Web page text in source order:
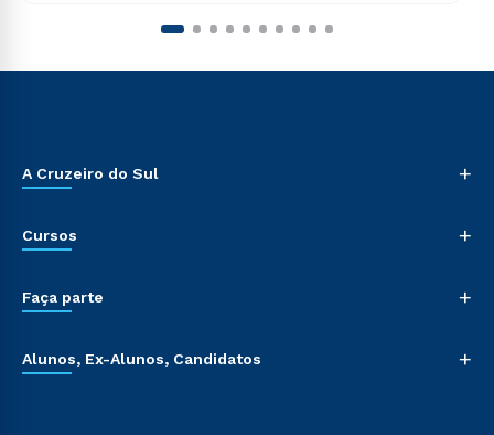
A Cruzeiro do Sul +
Cursos +
Faça parte +
Alunos, Ex-Alunos, Candidatos +